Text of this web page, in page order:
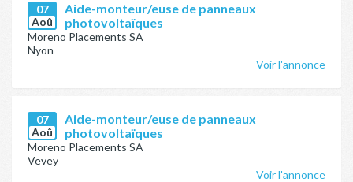
07
Aoû
Aide-monteur/euse de panneaux
photovoltaïques
Moreno Placements SA
Nyon
Voir l'annonce
07
Aoû
Aide-monteur/euse de panneaux
photovoltaïques
Moreno Placements SA
Vevey
Voir l'annonce